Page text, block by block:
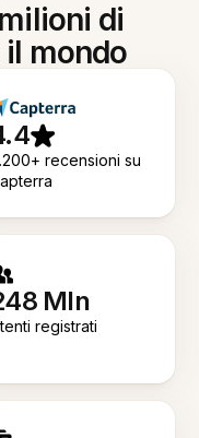
di
mondo
recensioni su
Mln
registrati